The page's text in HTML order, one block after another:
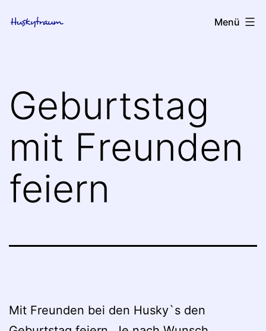
Inhalt
huskytraum Menü
Geburtstag
mit Freunden
feiern
Mit Freunden bei den Husky`s den